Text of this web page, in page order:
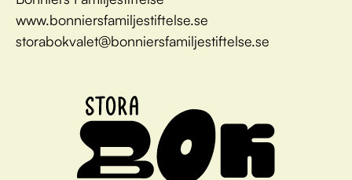
www.bonniersfamiljestiftelse.se
storabokvalet@bonniersfamiljestiftelse.se